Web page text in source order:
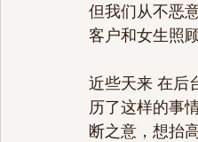
但我们从不恶
客户和女生照顾
近些天来 在后
历了这样的事
断之意，想抬